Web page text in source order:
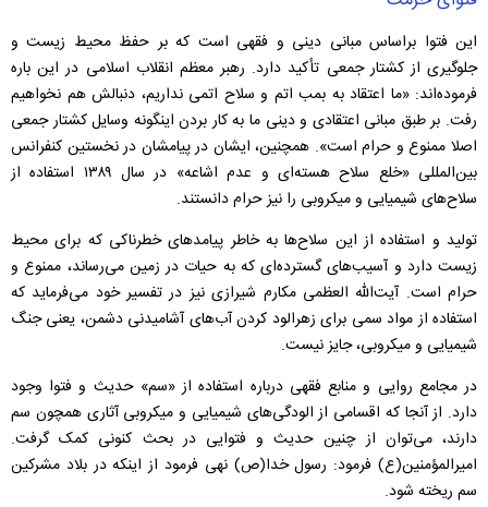
این فتوا براساس مبانی دینی و فقهی است که بر حفظ محیط زیست و
جلوگیری از کشتار جمعی تأکید دارد. رهبر معظم انقلاب اسلامی در این باره
فرموده‌اند: «ما اعتقاد به بمب اتم و سلاح اتمی نداریم، دنبالش هم نخواهیم
رفت. بر طبق مبانی اعتقادی و دینی ما به کار بردن اینگونه وسایل کشتار جمعی
اصلا ممنوع و حرام است». همچنین، ایشان در پیامشان در نخستین کنفرانس
بین‌المللی «خلع سلاح هسته‌ای و عدم اشاعه» در سال ۱۳۸۹ استفاده از
سلاح‌های شیمیایی و میکروبی را نیز حرام دانستند.
تولید و استفاده از این سلاح‌ها به خاطر پیامدهای خطرناکی که برای محیط
زیست دارد و آسیب‌های گسترده‌ای که به حیات در زمین می‌رساند، ممنوع و
حرام است. آیت‌الله العظمی مکارم شیرازی نیز در تفسیر خود می‌فرماید که
استفاده از مواد سمی برای زهر‌الود کردن آب‌های آشامیدنی دشمن، یعنی جنگ
شیمیایی و میکروبی، جایز نیست.
در مجامع روایی و منابع فقهی درباره استفاده از «سم» حدیث و فتوا وجود
دارد. از آنجا که اقسامی از الودگی‌های شیمیایی و میکروبی آثاری همچون سم
دارند، می‌توان از چنین حدیث و فتوایی در بحث کنونی کمک گرفت.
امیرالمؤمنین(ع) فرمود: رسول خدا(ص) نهی فرمود از اینکه در بلاد مشرکین
سم ریخته شود.